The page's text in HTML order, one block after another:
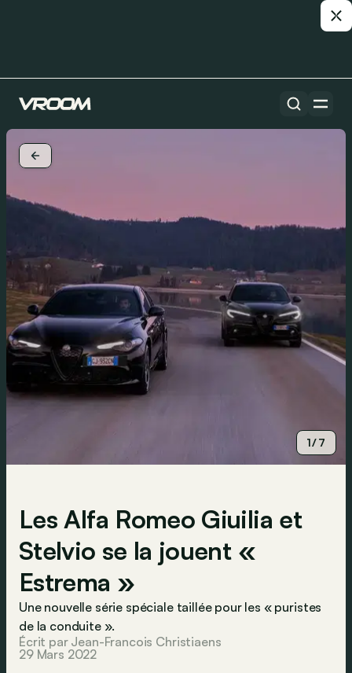
1/7
Les Alfa Romeo Giuilia et
Stelvio se la jouent «
Estrema »
Une nouvelle série spéciale taillée pour les « puristes
de la conduite ».
Écrit par Jean-Francois Christiaens
29 Mars 2022